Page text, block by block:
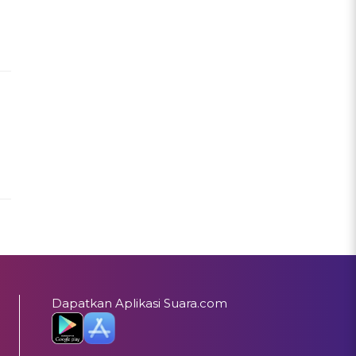
Dapatkan Aplikasi Suara.com